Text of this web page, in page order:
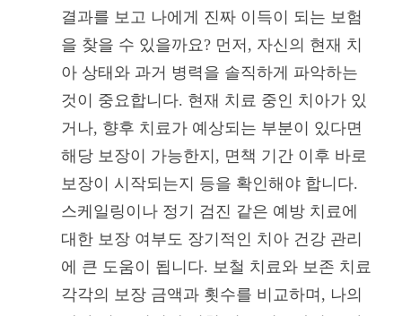
결과를 보고 나에게 진짜 이득이 되는 보험
을 찾을 수 있을까요? 먼저, 자신의 현재 치
아 상태와 과거 병력을 솔직하게 파악하는
것이 중요합니다. 현재 치료 중인 치아가 있
거나, 향후 치료가 예상되는 부분이 있다면
해당 보장이 가능한지, 면책 기간 이후 바로
보장이 시작되는지 등을 확인해야 합니다.
스케일링이나 정기 검진 같은 예방 치료에
대한 보장 여부도 장기적인 치아 건강 관리
에 큰 도움이 됩니다. 보철 치료와 보존 치료
각각의 보장 금액과 횟수를 비교하며, 나의